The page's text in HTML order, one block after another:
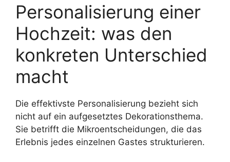
Personalisierung einer
Hochzeit: was den
konkreten Unterschied
macht
Die effektivste Personalisierung bezieht sich
nicht auf ein aufgesetztes Dekorationsthema.
Sie betrifft die Mikroentscheidungen, die das
Erlebnis jedes einzelnen Gastes strukturieren.